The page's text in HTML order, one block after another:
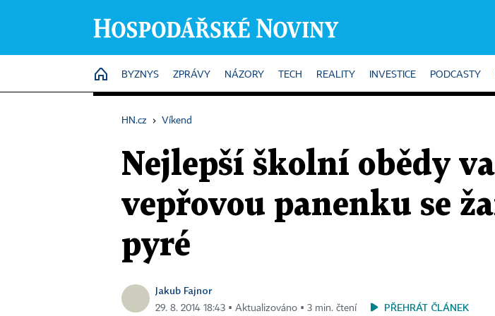
HOME
BYZNYS ZPRÁVY NÁZORY TECH REALITY INVESTICE PODCASTY
HN.cz › Víkend
Nejlepší školní obědy
vepřovou panenku se
pyré
Jakub Fajnor
29. 8. 2014 18:43 ▪ Aktualizováno ▪ 3 min. čtení PŘEHRÁT ČLÁNEK